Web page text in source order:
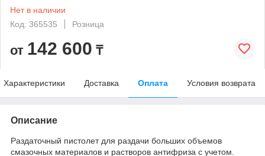
Нет в наличии
Код: 365535
Розница
от 142 600 ₸
Характеристики Доставка Оплата Условия возврата
Описание
Раздаточный пистолет для раздачи больших объемов
смазочных материалов и растворов антифриза с учетом.